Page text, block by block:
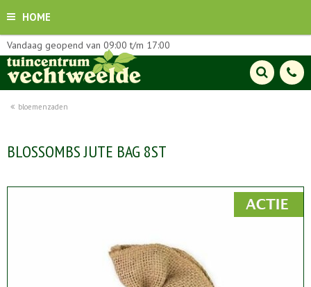
HOME
bloemenzaden
Vandaag geopend van 09:00 t/m 17:00
BLOSSOMBS JUTE BAG 8ST